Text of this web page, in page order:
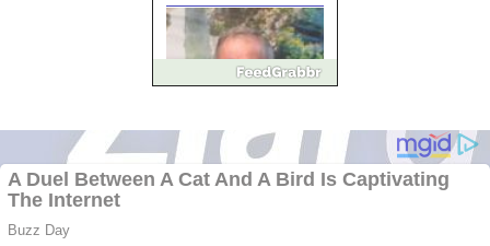
Pastorul Liviu Radu a
trecut la Domnul